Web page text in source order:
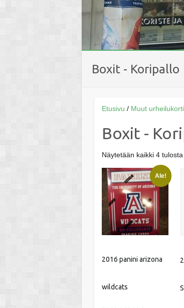
Boxit - Koripallo
Etusivu / Muut
Boxit -
Näytetään kaikki 4 tulosta
Ale!
2016 panini arizona
wildcats